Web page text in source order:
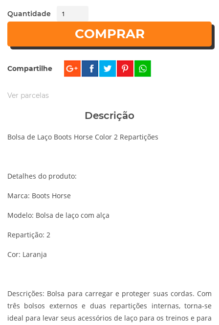
Quantidade
COMPRAR
Compartilhe
Ver parcelas
Descrição
Bolsa de Laço Boots Horse Color 2 Repartições
Detalhes do produto:
Marca: Boots Horse
Modelo: Bolsa de laço com alça
Repartição: 2
Cor: Laranja
Descrições: Bolsa para carregar e proteger suas cordas. Com
três bolsos externos e duas repartições internas, torna-se
ideal para levar seus acessórios de laço para os treinos e para